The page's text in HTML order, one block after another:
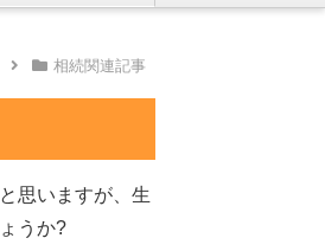
相続関連記事
思いますが、生
うか?